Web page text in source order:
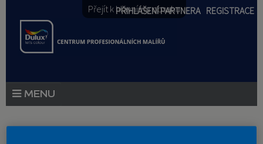
Přejít k hlavnímu obsahu
PŘIHLÁŠENÍ PARTNERA REGISTRACE
Jste zde